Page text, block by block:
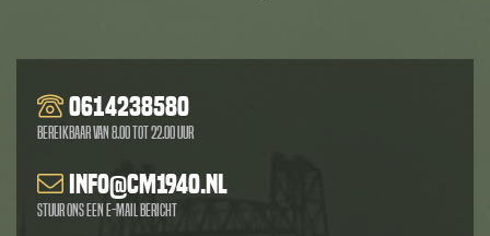
0614238580
Bereikbaar van 8.00 tot 22.00 uur
info@cm1940.nl
Stuur ons een e-mail bericht